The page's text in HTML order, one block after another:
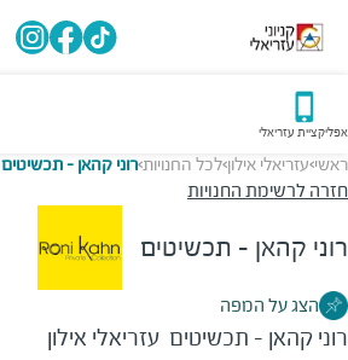
אפליקציית עזריאלי
ראשי>עזריאלי אילון>לכל החנויות>רוני קהאן - תכשיטים
חזרה לרשימת החנויות
רוני קהאן - תכשיטים
הצג על המפה
רוני קהאן - תכשיטים עזריאלי אילון